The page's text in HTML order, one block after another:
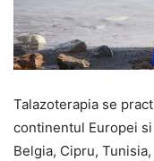
Talazoterapia se
continentul Europei
Belgia, Cipru,